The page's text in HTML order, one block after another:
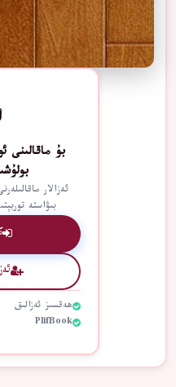
بۇ ماقالىنى
بىۋاستە
ھەقسىز ئەزالىق
PlifBook